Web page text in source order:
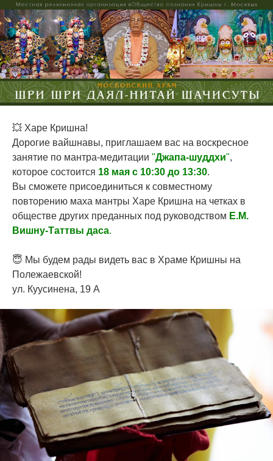
💥 Харе Кришна!
Дорогие вайшнавы, приглашаем вас на воскресное
занятие по мантра-медитации "Джапа-шуддхи",
которое состоится 18 мая с 10:30 до 13:30.
Вы сможете присоединиться к совместному
повторению маха мантры Харе Кришна на четках в
обществе других преданных под руководством Е.М.
Вишну-Таттвы даса.
😇 Мы будем рады видеть вас в Храме Кришны на
Полежаевской!
ул. Куусинена, 19 А